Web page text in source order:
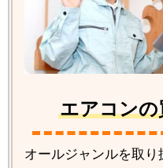
エアコンの
オールジャンルを取